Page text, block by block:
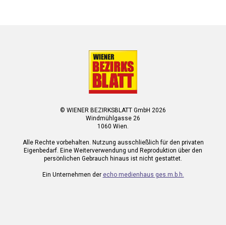
© WIENER BEZIRKSBLATT GmbH 2026
Windmühlgasse 26
1060 Wien.
Alle Rechte vorbehalten. Nutzung ausschließlich für den privaten
Eigenbedarf. Eine Weiterverwendung und Reproduktion über den
persönlichen Gebrauch hinaus ist nicht gestattet.
Ein Unternehmen der echo medienhaus ges.m.b.h.